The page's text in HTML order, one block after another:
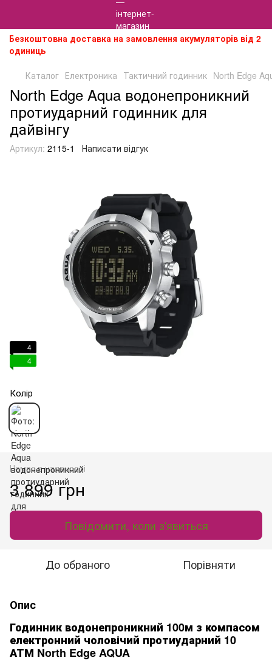
Безкоштовна доставка на замовлення акумуляторів від 2
одиниць
Каталог Електроника Тактичний годинник North Edge
North Edge Aqua водонепроникний
протиударний годинник для
дайвінгу
Артикул: 2115-1 Написати відгук
4
4
Колір
Немає в наявності
3 899 грн
Повідомити, коли з'явиться
До обраного Порівняти
Опис
Годинник водонепроникний 100м з компасом
електронний чоловічий протиударний 10
АТМ North Edge AQUA